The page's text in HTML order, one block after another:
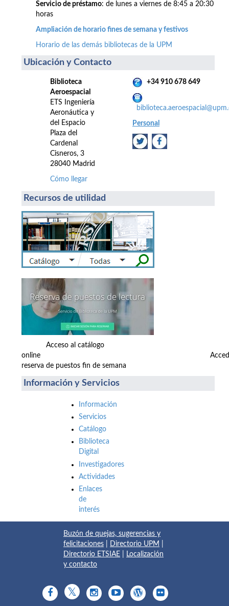
Servicio de préstamo: de lunes a viernes de 8:45 a 20:30
horas
Ampliación de horario fines de semana y festivos
Horario de las demás bibliotecas de la UPM
Ubicación y Contacto
Biblioteca
Aeroespacial
ETS Ingeniería
Aeronáutica y
del Espacio
Plaza del
Cardenal
Cisneros, 3
28040 Madrid
Cómo llegar
+34 910 678 649
Personal
Recursos de utilidad
Acceso al catálogo
online
reserva de puestos fin de semana
Información y Servicios
Información
Servicios
Catálogo
Biblioteca
Digital
Investigadores
Actividades
Enlaces
de
interés
Buzón de quejas, sugerencias y
felicitaciones
Directorio UPM
Directorio ETSIAE
Localización
y contacto